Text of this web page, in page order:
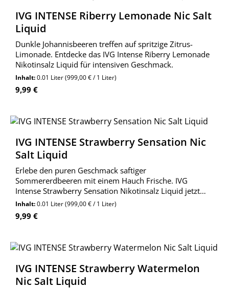
IVG INTENSE Riberry Lemonade Nic Salt
Liquid
Dunkle Johannisbeeren treffen auf spritzige Zitrus-
Limonade. Entdecke das IVG Intense Riberry Lemonade
Nikotinsalz Liquid für intensiven Geschmack.
Inhalt:0.01 Liter(999,00 € / 1 Liter)
Regulärer Preis:
9,99 €
IVG INTENSE Strawberry Sensation Nic
Salt Liquid
Erlebe den puren Geschmack saftiger
Sommererdbeeren mit einem Hauch Frische. IVG
Intense Strawberry Sensation Nikotinsalz Liquid jetzt
bestellen!
Inhalt:0.01 Liter(999,00 € / 1 Liter)
Regulärer Preis:
9,99 €
IVG INTENSE Strawberry Watermelon
Nic Salt Liquid